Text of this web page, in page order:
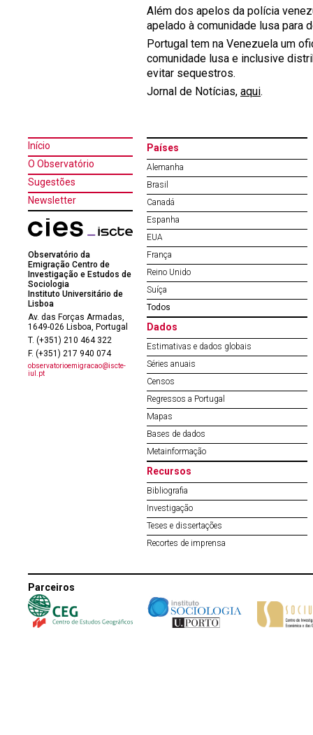
Além dos apelos da polícia
apelado à comunidade lusa para
Portugal tem na Venezuela um
comunidade lusa e inclusive
evitar sequestros.
Jornal de Notícias, aqui.
Início
O Observatório
Sugestões
Newsletter
Observatório da
Emigração Centro de
Investigação e Estudos de
Sociologia
Instituto Universitário de
Lisboa
Av. das Forças Armadas,
1649-026 Lisboa, Portugal
T. (+351) 210 464 322
F. (+351) 217 940 074
observatorioemigracao@iscte-
iul.pt
Países
Alemanha
Brasil
Canadá
Espanha
EUA
França
Reino Unido
Suíça
Todos
Dados
Estimativas e dados globais
Séries anuais
Censos
Regressos a Portugal
Mapas
Bases de dados
Metainformação
Recursos
Bibliografia
Investigação
Teses e dissertações
Recortes de imprensa
Parceiros